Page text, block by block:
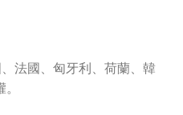
法國、匈牙利、荷蘭、韓